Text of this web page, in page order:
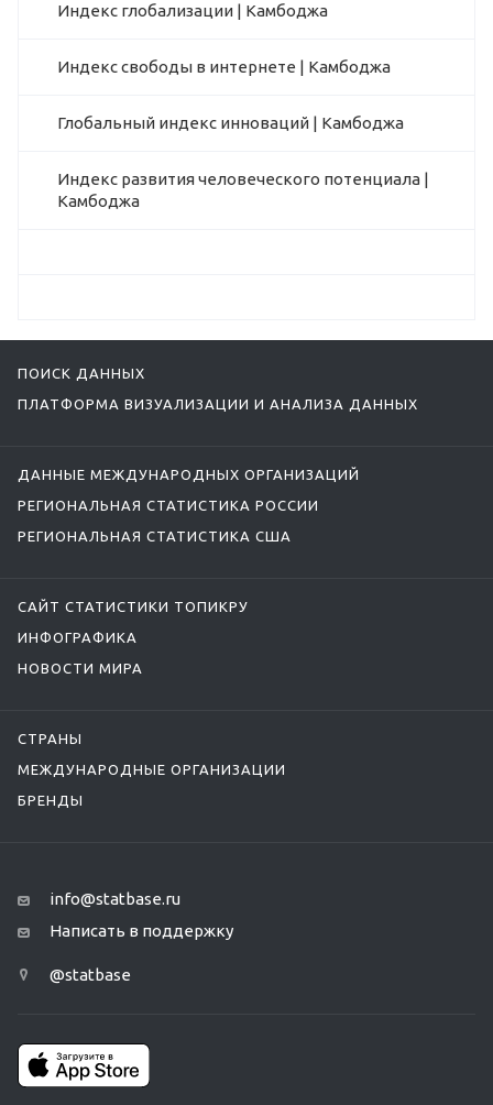
Индекс глобализации | Камбоджа
Индекс свободы в интернете | Камбоджа
Глобальный индекс инноваций | Камбоджа
Индекс развития человеческого потенциала |
Камбоджа
ПОИСК ДАННЫХ
ПЛАТФОРМА ВИЗУАЛИЗАЦИИ И АНАЛИЗА ДАННЫХ
ДАННЫЕ МЕЖДУНАРОДНЫХ ОРГАНИЗАЦИЙ
РЕГИОНАЛЬНАЯ СТАТИСТИКА РОССИИ
РЕГИОНАЛЬНАЯ СТАТИСТИКА США
САЙТ СТАТИСТИКИ ТОПИКРУ
ИНФОГРАФИКА
НОВОСТИ МИРА
СТРАНЫ
МЕЖДУНАРОДНЫЕ ОРГАНИЗАЦИИ
БРЕНДЫ
info@statbase.ru
Написать в поддержку
@statbase